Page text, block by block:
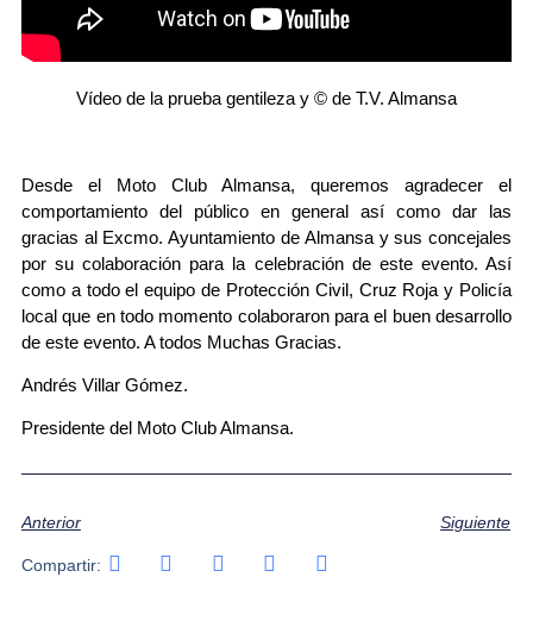
Vídeo de la prueba gentileza y © de T.V. Almansa
Desde el Moto Club Almansa, queremos agradecer el
comportamiento del público en general así como dar las
gracias al Excmo. Ayuntamiento de Almansa y sus concejales
por su colaboración para la celebración de este evento. Así
como a todo el equipo de Protección Civil, Cruz Roja y Policía
local que en todo momento colaboraron para el buen desarrollo
de este evento. A todos Muchas Gracias.
Andrés Villar Gómez.
Presidente del Moto Club Almansa.
Anterior Siguiente
Compartir: